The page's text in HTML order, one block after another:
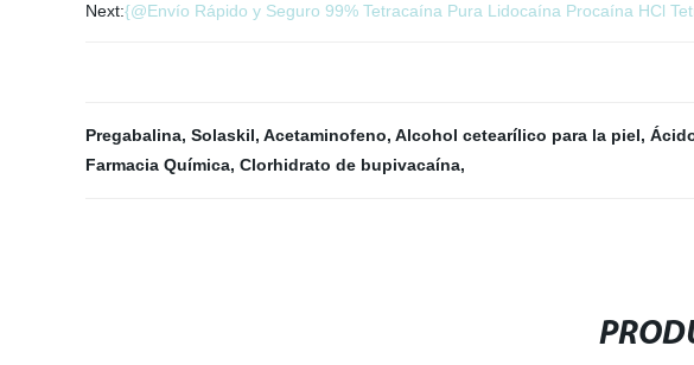
Next:{@Envío Rápido y Seguro 99% Tetracaína Pura Lidocaína Procaína HCl
Pregabalina, Solaskil, Acetaminofeno, Alcohol cetearílico para la piel,
Farmacia Química, Clorhidrato de bupivacaína,